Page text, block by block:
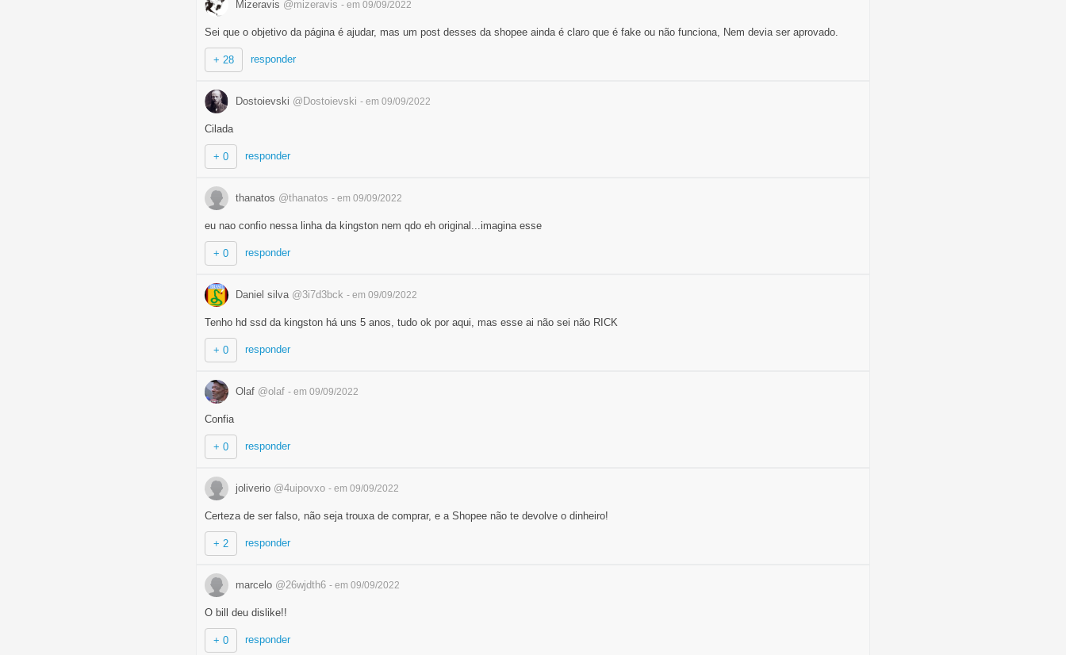
Mizeravis @mizeravis - em 09/09/2022
Sei que o objetivo da página é ajudar, mas um post desses da shopee ainda é claro que é fake ou não funciona, Nem devia ser aprovado.
+ 28 responder
Dostoievski @Dostoievski - em 09/09/2022
Cilada
+ 0 responder
thanatos @thanatos - em 09/09/2022
eu nao confio nessa linha da kingston nem qdo eh original...imagina esse
+ 0 responder
Daniel silva @3i7d3bck - em 09/09/2022
Tenho hd ssd da kingston há uns 5 anos, tudo ok por aqui, mas esse ai não sei não RICK
+ 0 responder
Olaf @olaf - em 09/09/2022
Confia
+ 0 responder
joliverio @4uipovxo - em 09/09/2022
Certeza de ser falso, não seja trouxa de comprar, e a Shopee não te devolve o dinheiro!
+ 2 responder
marcelo @26wjdth6 - em 09/09/2022
O bill deu dislike!!
+ 0 responder